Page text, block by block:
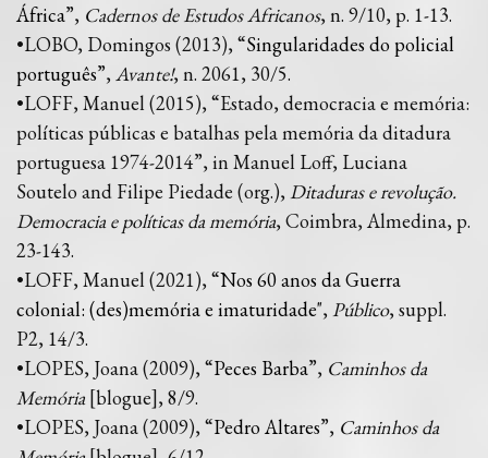
África”, Cadernos de Estudos Africanos, n. 9/10, p. 1-13.
•LOBO, Domingos (2013), “Singularidades do policial
português”, Avante!, n. 2061, 30/5.
•LOFF, Manuel (2015), “Estado, democracia e memória:
políticas públicas e batalhas pela memória da ditadura
portuguesa 1974-2014”, in Manuel Loff, Luciana
Soutelo and Filipe Piedade (org.), Ditaduras e revolução.
Democracia e políticas da memória, Coimbra, Almedina, p.
23-143.
•LOFF, Manuel (2021), “Nos 60 anos da Guerra
colonial: (des)memória e imaturidade", Público, suppl.
P2, 14/3.
•LOPES, Joana (2009), “Peces Barba”, Caminhos da
Memória[blogue], 8/9.
•LOPES, Joana (2009), “Pedro Altares”, Caminhos da